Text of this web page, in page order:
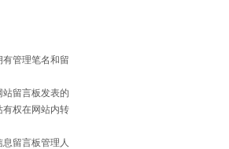
管理笔名和留
留言板发表的
权在网站内转
留言板管理人